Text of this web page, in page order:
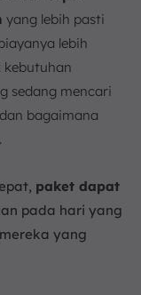
yang lebih pasti
lebih
sedang mencari
dan bagaimana
paket dapat
pada hari yang
yang